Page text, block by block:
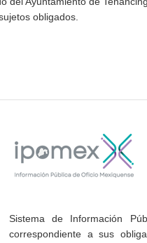
obligados.
Sistema de Información
correspondiente a sus